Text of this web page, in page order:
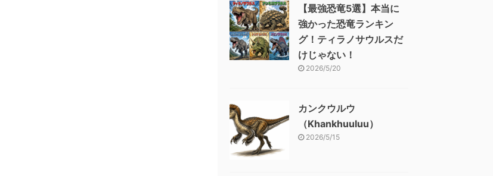
【最強恐竜5選】本当に
強かった恐竜ランキン
グ！ティラノサウルスだ
けじゃない！
2026/5/20
カンクウルウ
（Khankhuuluu）
2026/5/15